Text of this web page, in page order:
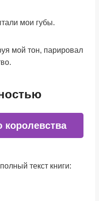
мои губы.
мой тон, парировал
королевства
текст книги: